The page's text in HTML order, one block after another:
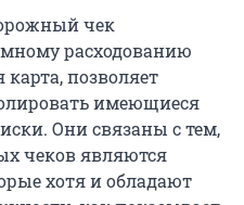
чек
расходованию
позволяет
имеющиеся
Они связаны с тем,
чеков являются
хотя и обладают